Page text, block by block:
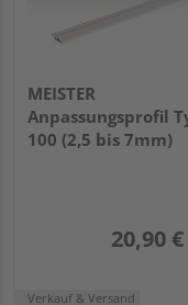
MEISTER
Anpassungsprofil
100 (2,5 bis 7mm)
20,90 €
Verkauf & Versand